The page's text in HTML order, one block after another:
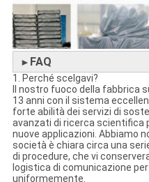
► FAQ
1. Perché scelgavi?
Il nostro fuoco della fabbrica
13 anni con il sistema
forte abilità dei servizi di
avanzati di ricerca scientifica
nuove applicazioni. Abbiamo
società è chiara circa una
di procedure, che vi
logistica di comunicazione
uniformemente.